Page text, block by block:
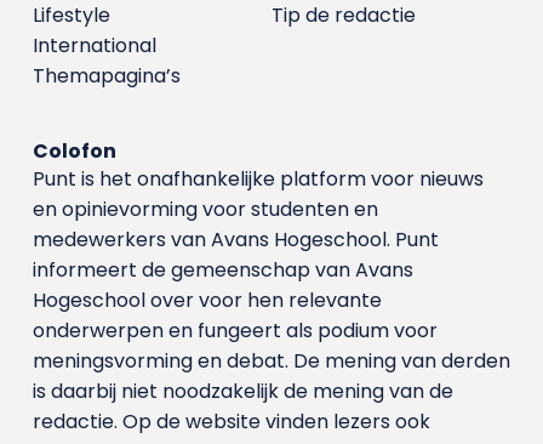
Tip de redactie
Lifestyle
International
Themapagina’s
Colofon
Punt is het onafhankelijke platform voor nieuws
en opinievorming voor studenten en
medewerkers van Avans Hoge­school. Punt
informeert de gemeenschap van Avans
Hogeschool over voor hen relevante
onderwerpen en fungeert als podium voor
meningsvorming en debat. De mening van derden
is daarbij niet noodzakelijk de mening van de
redactie. Op de website vinden lezers ook